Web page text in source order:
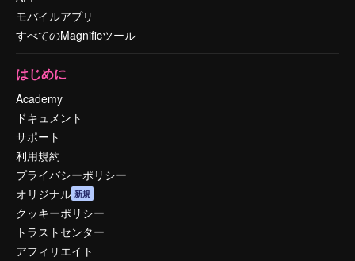
モバイルアプリ
すべてのMagnificツール
はじめに
Academy
ドキュメント
サポート
利用規約
プライバシーポリシー
オリジナル 新規
クッキーポリシー
トラストセンター
アフィリエイト